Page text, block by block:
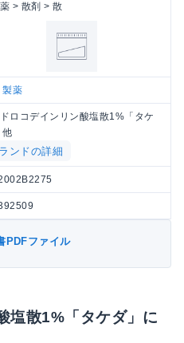
> 散剤 > 散
製薬
ロコデインリン酸塩散1%「タケ
他
ンドの詳細
PDFファイル
塩散1%「タケダ」に